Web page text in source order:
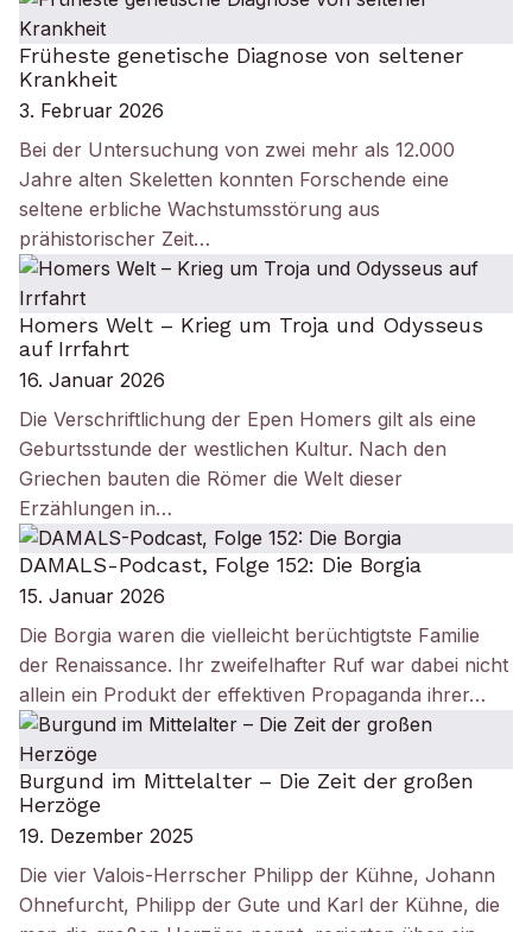
Früheste genetische Diagnose von seltener
Krankheit
3. Februar 2026
Bei der Untersuchung von zwei mehr als 12.000
Jahre alten Skeletten konnten Forschende eine
seltene erbliche Wachstumsstörung aus
prähistorischer Zeit…
Homers Welt – Krieg um Troja und Odysseus
auf Irrfahrt
16. Januar 2026
Die Verschriftlichung der Epen Homers gilt als eine
Geburtsstunde der westlichen Kultur. Nach den
Griechen bauten die Römer die Welt dieser
Erzählungen in…
DAMALS-Podcast, Folge 152: Die Borgia
15. Januar 2026
Die Borgia waren die vielleicht berüchtigtste Familie
der Renaissance. Ihr zweifelhafter Ruf war dabei nicht
allein ein Produkt der effektiven Propaganda ihrer…
Burgund im Mittelalter – Die Zeit der großen
Herzöge
19. Dezember 2025
Die vier Valois-Herrscher Philipp der Kühne, Johann
Ohnefurcht, Philipp der Gute und Karl der Kühne, die